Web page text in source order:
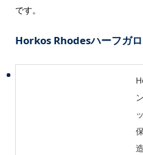
です。
Horkos Rhodesハーフガ